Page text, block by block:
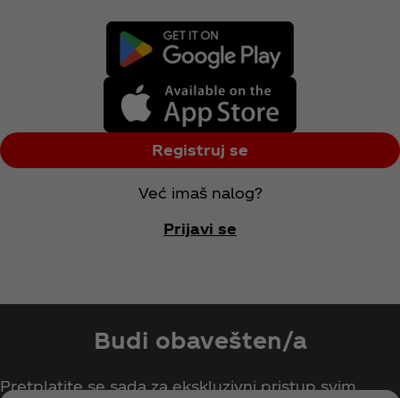
Registruj se
Već imaš nalog?
Prijavi se
Budi obavešten/a
Pretplatite se sada za ekskluzivni pristup svim